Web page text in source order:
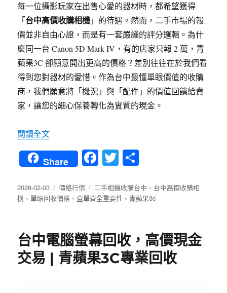
每一位攝影玩家在出售心愛的器材時，都希望獲得
「台中高價收購相機 」的待遇。然而，二手市場的報
價並非自由心證，而是有一套嚴謹的評分邏輯。為什
麼同一台 Canon 5D Mark IV，有的店家只報 2 萬，青
蘋果3C 卻願意開出更高的價格？差別往往在於我們看
得到您對器材的愛惜。作為台中最懂單眼價值的收購
商，我們願意將「機況」與「配件」的價值回饋給賣
家，讓您的細心保養轉化為實質的現金。
閱讀全文〈台中高價收購相機 揭密：3 個決定你單眼身價
Share Fa
ce
bo
ok
T
wi
tte
r
發
佈
2026-02-03
分
類
價格行情
標
籤
二手相機收購台中 、 台中高價收購相
機 、 單眼回收價格 、盒單齊全重要性 、青蘋果3c
台中電腦螢幕回收，高價現金
交易 | 青蘋果3C專業回收